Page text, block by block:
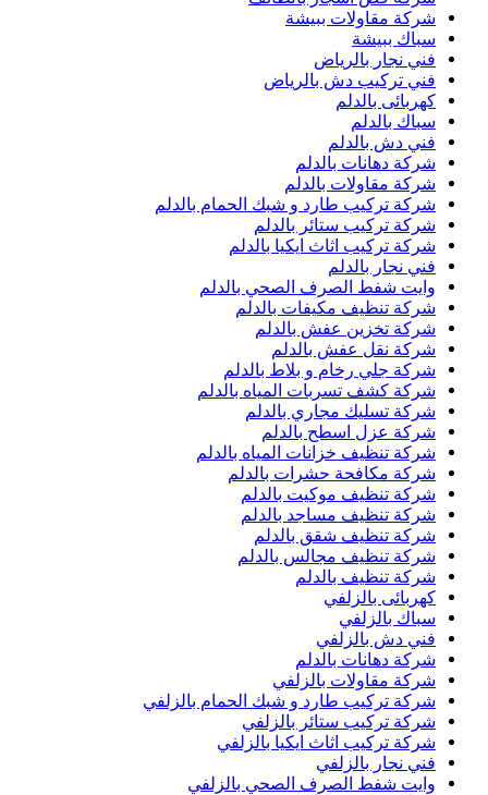
شركة مقاولات ببيشة
سباك ببيشة
فني نجار بالرياض
فني تركيب دش بالرياض
كهربائى بالدلم
سباك بالدلم
فني دش بالدلم
شركة دهانات بالدلم
شركة مقاولات بالدلم
شركة تركيب طارد و شبك الحمام بالدلم
شركة تركيب ستائر بالدلم
شركة تركيب اثاث ايكيا بالدلم
فني نجار بالدلم
وايت شفط الصرف الصحي بالدلم
شركة تنظيف مكيفات بالدلم
شركة تخزين عفش بالدلم
شركة نقل عفش بالدلم
شركة جلي رخام و بلاط بالدلم
شركة كشف تسربات المياه بالدلم
شركة تسليك مجاري بالدلم
شركة عزل اسطح بالدلم
شركة تنظيف خزانات المياه بالدلم
شركة مكافحة حشرات بالدلم
شركة تنظيف موكيت بالدلم
شركة تنظيف مساجد بالدلم
شركة تنظيف شقق بالدلم
شركة تنظيف مجالس بالدلم
شركة تنظيف بالدلم
كهربائى بالزلفي
سباك بالزلفي
فني دش بالزلفي
شركة دهانات بالدلم
شركة مقاولات بالزلفي
شركة تركيب طارد و شبك الحمام بالزلفي
شركة تركيب ستائر بالزلفي
شركة تركيب اثاث ايكيا بالزلفي
فني نجار بالزلفي
وايت شفط الصرف الصحي بالزلفي